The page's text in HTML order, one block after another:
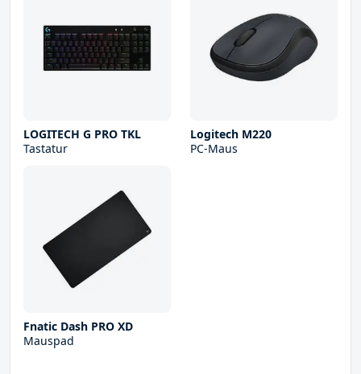
LOGITECH G PRO TKL
Tastatur
Logitech M220
PC-Maus
Fnatic Dash PRO XD
Mauspad